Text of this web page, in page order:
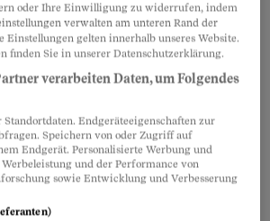
. Nicht immer ist sie
sie kann auch
erfolgen. Das wirkt sich
aus, wie man die Finanzierung
Ausstiegs aus dem Berufsleben
kann. Drei Beispiele:
Der geordnete Rückzug
oder Ihre Einwilligung zu widerrufen, indem
verwalten am unteren Rand der
Einstellungen gelten innerhalb unseres Website.
finden Sie in unserer Datenschutzerklärung.
verarbeiten Daten, um Folgendes
Endgeräteeigenschaften zur
Speichern von oder Zugriff auf
Endgerät. Personalisierte Werbung und
und der Performance von
sowie Entwicklung und Verbesserung